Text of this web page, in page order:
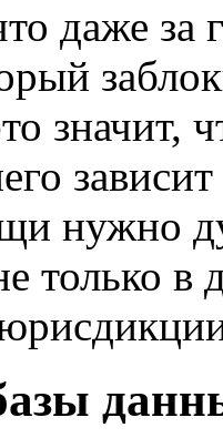
даже
значит,
нужно
только в